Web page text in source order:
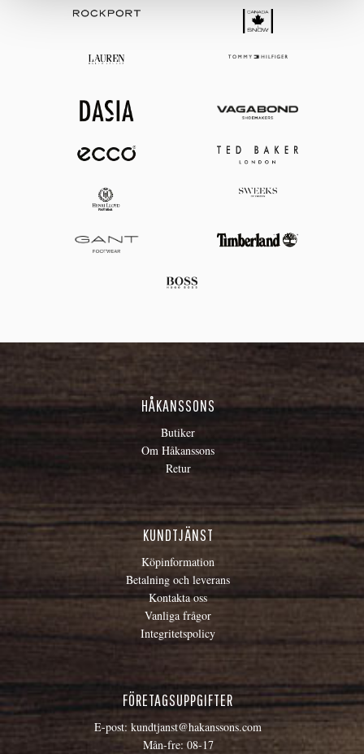
HÅKANSSONS
Butiker
Om Håkanssons
Retur
KUNDTJÄNST
Köpinformation
Betalning och leverans
Kontakta oss
Vanliga frågor
Integritetspolicy
FÖRETAGSUPPGIFTER
E-post: kundtjanst@hakanssons.com
Mån-fre: 08-17